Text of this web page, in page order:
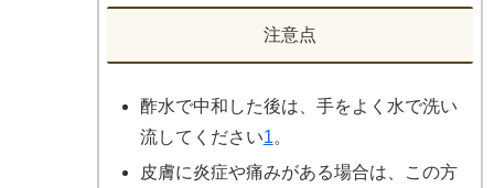
注意点
酢水で中和した後は、手をよく水で洗い
流してください1。
皮膚に炎症や痛みがある場合は、この方